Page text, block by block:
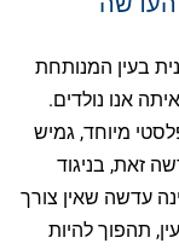
בעין המנותחת
אנו נולדים.
מיוחד, גמיש
זאת, בניגוד
עדשה שאין צורך
תהפוך להיות